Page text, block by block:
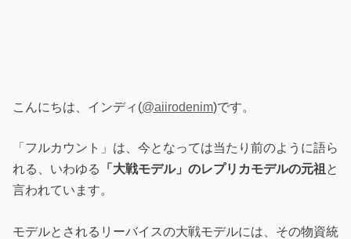
こんにちは、インディ(@aiirodenim)です。
「フルカウント」は、今となっては当たり前のように語ら
れる、いわゆる
「大戦モデル」のレプリカモデルの元祖 と
言われています。
モデルとされるリーバイスの大戦モデルには、その物資統